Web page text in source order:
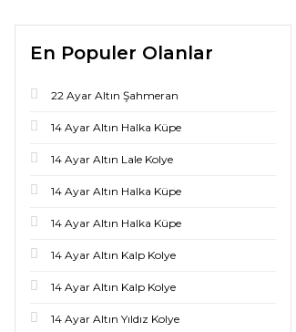
En Populer Olanlar
22 Ayar Altın Şahmeran
14 Ayar Altın Halka Küpe
14 Ayar Altın Lale Kolye
14 Ayar Altın Halka Küpe
14 Ayar Altın Halka Küpe
14 Ayar Altın Kalp Kolye
14 Ayar Altın Kalp Kolye
14 Ayar Altın Yıldız Kolye